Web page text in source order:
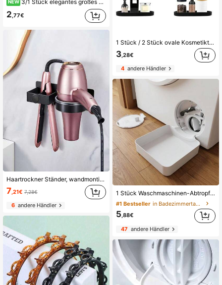
NEW 3/1 Stück elegantes großes Schleifen-Haarspangen-Set für Frauen, Satin-Schleifen-Haarspangen, große Haarspangen geeignet für Hochsteckfrisuren, französischer Stil Haaraccessoires für den täglichen Gebrauch und Partys
2,77€
Haartrockner Ständer, wandmontierter Badezimmer Haartrockner Aufbewahrungsständer ohne Bohren, Aufbewahrungsständer für Glätteisen, Aufbewahrungsständer für Lockenstäbe für Friseursalons in Badezimmern, Haartrockner Bügelbrett Ständer, Badezimmer Accessoires, Badezimmer Deko Accessoires
7 ,21€ 7,28€
6andere Händler
1 Stück / 2 Stück ovale Kosmetiktablett, Badezimmer Ablage Tablett, Küchenspüle Schwammhalter Seifenspender Silikonablage für Parfüm Schmuck Kerze
3 ,28€
4andere Händler
1 Stück Waschmaschinen-Abtropfschale, Waschmaschinen-Ablauftrichter, Abtropfschale zum Reinigen des Flusensiebs
#1 Bestseller in Badezimmertablett
5,88€
47 andere Händler